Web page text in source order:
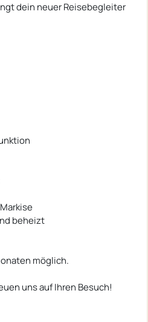
dein neuer Reisebegleiter
beheizt
möglich.
uns auf Ihren Besuch!